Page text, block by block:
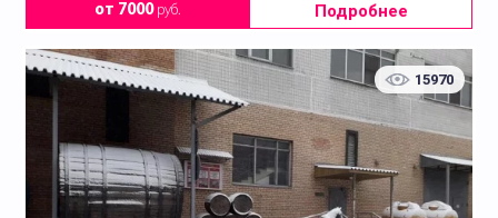
от 7000руб. Подробнее
15970